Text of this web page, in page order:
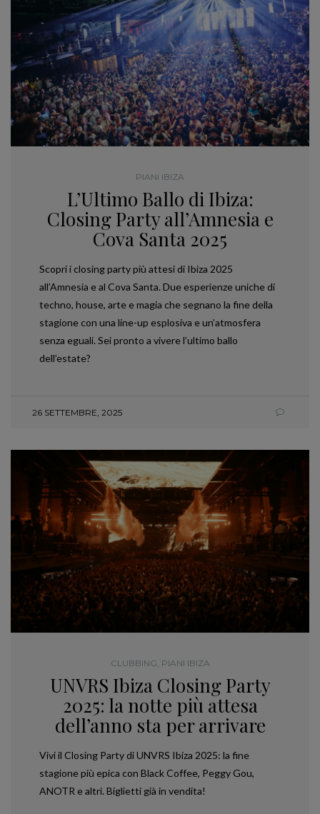
PIANI IBIZA
L’Ultimo Ballo di Ibiza:
Closing Party all’Amnesia e
Cova Santa 2025
Scopri i closing party più attesi di Ibiza 2025
all’Amnesia e al Cova Santa. Due esperienze uniche di
techno, house, arte e magia che segnano la fine della
stagione con una line-up esplosiva e un’atmosfera
senza eguali. Sei pronto a vivere l’ultimo ballo
dell’estate?
26 SETTEMBRE, 2025
CLUBBING, PIANI IBIZA
UNVRS Ibiza Closing Party
2025: la notte più attesa
dell’anno sta per arrivare
Vivi il Closing Party di UNVRS Ibiza 2025: la fine
stagione più epica con Black Coffee, Peggy Gou,
ANOTR e altri. Biglietti già in vendita!